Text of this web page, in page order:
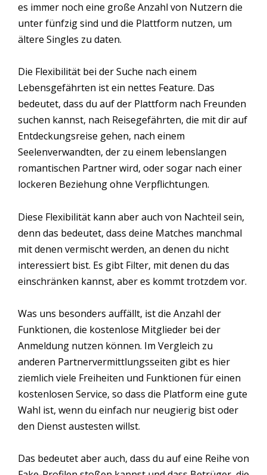
es immer noch eine große Anzahl von Nutzern die
unter fünfzig sind und die Plattform nutzen, um
ältere Singles zu daten.
Die Flexibilität bei der Suche nach einem
Lebensgefährten ist ein nettes Feature. Das
bedeutet, dass du auf der Plattform nach Freunden
suchen kannst, nach Reisegefährten, die mit dir auf
Entdeckungsreise gehen, nach einem
Seelenverwandten, der zu einem lebenslangen
romantischen Partner wird, oder sogar nach einer
lockeren Beziehung ohne Verpflichtungen.
Diese Flexibilität kann aber auch von Nachteil sein,
denn das bedeutet, dass deine Matches manchmal
mit denen vermischt werden, an denen du nicht
interessiert bist. Es gibt Filter, mit denen du das
einschränken kannst, aber es kommt trotzdem vor.
Was uns besonders auffällt, ist die Anzahl der
Funktionen, die kostenlose Mitglieder bei der
Anmeldung nutzen können. Im Vergleich zu
anderen Partnervermittlungsseiten gibt es hier
ziemlich viele Freiheiten und Funktionen für einen
kostenlosen Service, so dass die Platform eine gute
Wahl ist, wenn du einfach nur neugierig bist oder
den Dienst austesten willst.
Das bedeutet aber auch, dass du auf eine Reihe von